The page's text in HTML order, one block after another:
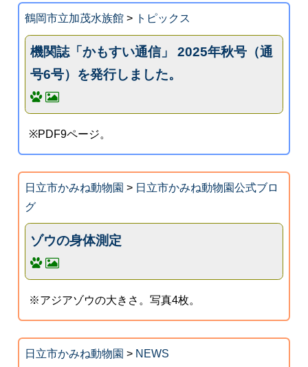
鶴岡市立加茂水族館> トピックス
機関誌「かもすい通信」 2025年秋号（通
号6号）を発行しました。
※PDF9ページ。
日立市かみね動物園 > 日立市かみね動物園公式ブロ
グ
ゾウの身体測定
※アジアゾウの大きさ。写真4枚。
日立市かみね動物園 > NEWS